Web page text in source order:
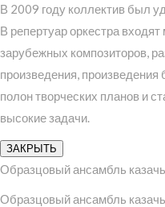
В 2009 году коллектив был
В репертуар оркестра
зарубежных композиторов,
произведения,
полон творческих планов и
высокие задачи.
ЗАКРЫТЬ
Образцовый ансамбль
Образцовый ансамбль